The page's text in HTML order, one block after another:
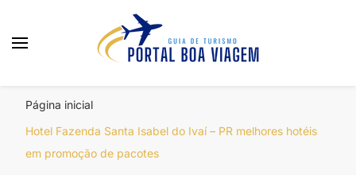
Página inicial
Hotel Fazenda Santa Isabel do Ivaí – PR melhores hotéis
em promoção de pacotes